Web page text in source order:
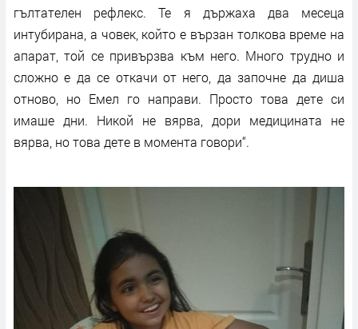
гълтателен рефлекс. Те я държаха два месеца
интубирана, а човек, който е вързан толкова време на
апарат, той се привързва към него. Много трудно и
сложно е да се откачи от него, да започне да диша
отново, но Емел го направи. Просто това дете си
имаше дни. Никой не вярва, дори медицината не
вярва, но това дете в момента говори“.